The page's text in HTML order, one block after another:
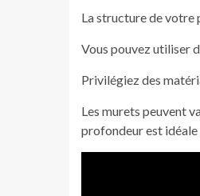
La structure de votre
Vous pouvez utiliser
Privilégiez des
Les murets peuvent
profondeur est idéale